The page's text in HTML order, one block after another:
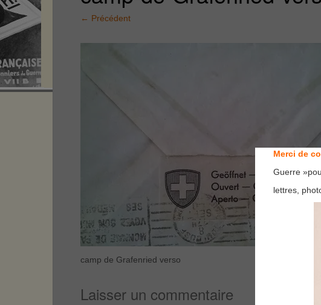
← Précédent
camp de Grafenried verso
Laisser un commentaire
Merci de
Guerre
lettres,